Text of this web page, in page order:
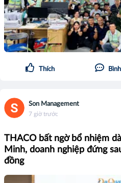
Thích
Son Management
7 giờ trước
THACO bất ngờ bổ nhiệm
Minh, doanh nghiệp đứng
đồng